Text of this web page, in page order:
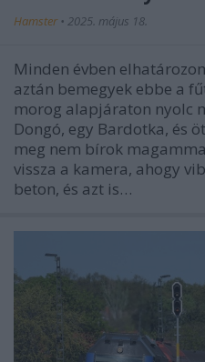
Hamster • 2025. május 18.
Minden évben
aztán bemegyek ebbe a
morog alapjáraton nyolc
Dongó, egy Bardotka, és
meg nem bírok
vissza a kamera, ahogy
beton, és azt is…